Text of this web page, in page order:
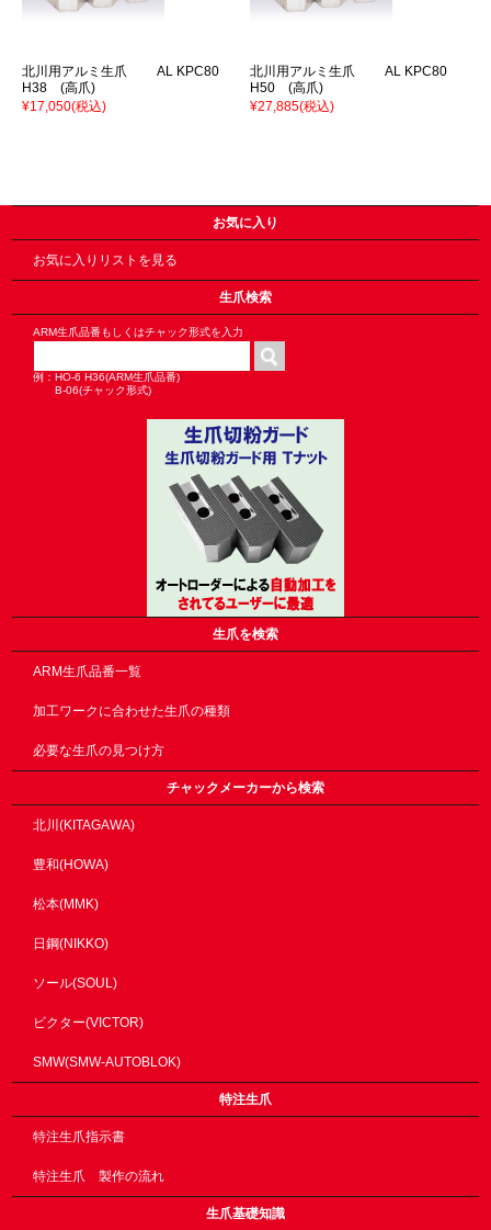
北川用アルミ生爪 AL KPC80
H38 (高爪)
¥17,050(税込)
北川用アルミ生爪 AL KPC80
H50 (高爪)
¥27,885(税込)
お気に入り
お気に入りリストを見る
生爪検索
ARM生爪品番もしくはチャック形式を入力
例：HO-6 H36(ARM生爪品番)
B-06(チャック形式)
生爪を検索
ARM生爪品番一覧
加工ワークに合わせた生爪の種類
必要な生爪の見つけ方
チャックメーカーから検索
北川(KITAGAWA)
豊和(HOWA)
松本(MMK)
日鋼(NIKKO)
ソール(SOUL)
ビクター(VICTOR)
SMW(SMW-AUTOBLOK)
特注生爪
特注生爪指示書
特注生爪 製作の流れ
生爪基礎知識